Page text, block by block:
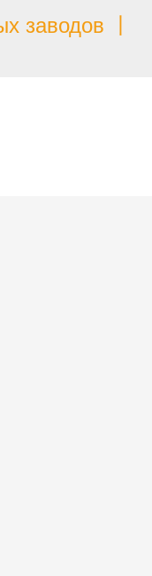
заводов 丨